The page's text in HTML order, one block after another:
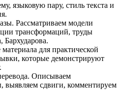
языковую пару, стиль текста и
Рассматриваем модели
трансформаций, труды
Бархударова.
для практической
которые демонстрируют
Описываем
сдвиги, комментируем